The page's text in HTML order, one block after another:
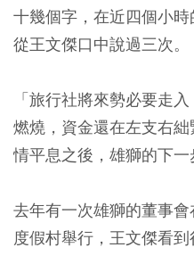
十幾個字，在近四個小
從王文傑口中說過三次。
「旅行社將來勢必要走
燃燒，資金還在左支右
情平息之後，雄獅的下一
去年有一次雄獅的董事會
度假村舉行，王文傑看